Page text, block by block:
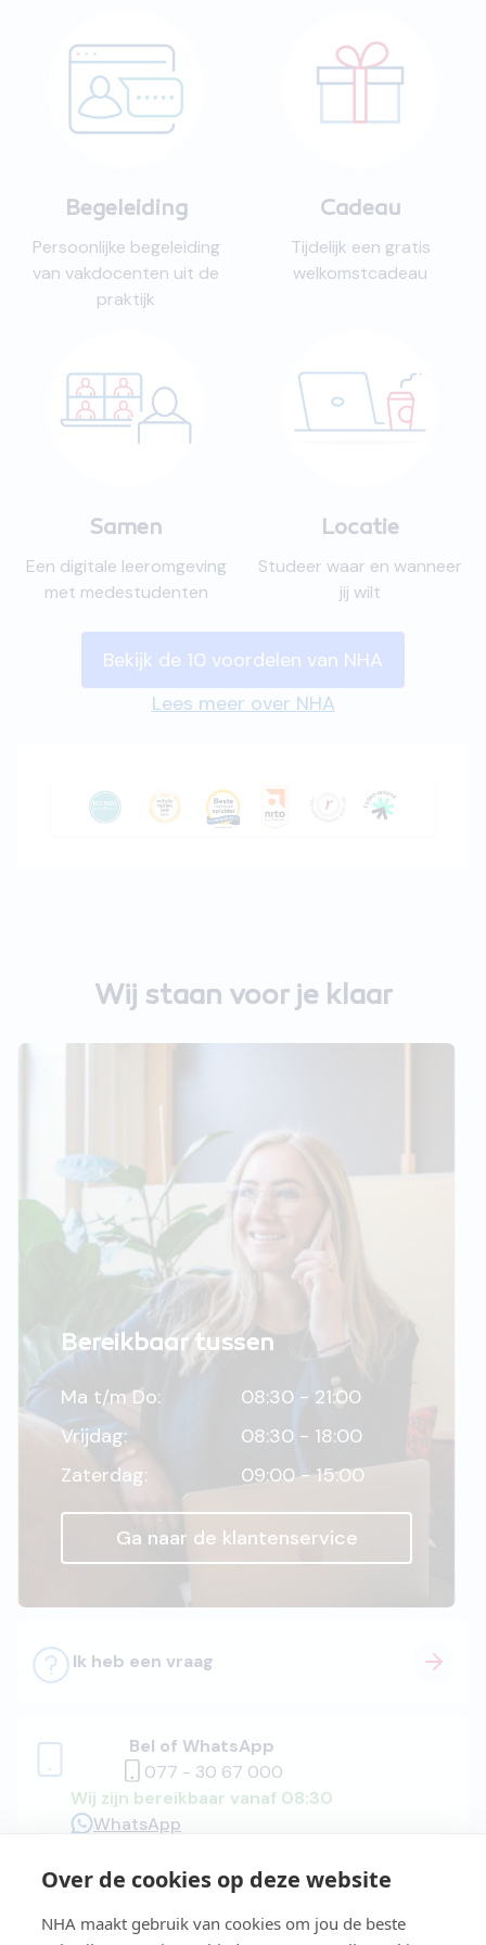
Over de cookies op deze website
NHA maakt gebruik van cookies om jou de beste
prettige en efficiënte
manier om Zweeds te
leren. Ik kan deze cursus
zeker aanraden!
Begeleiding
Persoonlijke begeleiding
van vakdocenten uit de
praktijk
Cadeau
Tijdelijk een gratis
welkomstcadeau
Samen
Een digitale leeromgeving
met medestudenten
Locatie
Studeer waar en wanneer
jij wilt
Bekijk de 10 voordelen van NHA
Lees meer over NHA
Wij staan voor je klaar
Bereikbaar tussen
Ma t/m Do:
08:30 - 21:00
Vrijdag:
08:30 - 18:00
Zaterdag:
09:00 - 15:00
Ga naar de klantenservice
Ik heb een vraag
Bel of WhatsApp
077 - 30 67 000
Wij zijn bereikbaar vanaf 08:30
WhatsApp